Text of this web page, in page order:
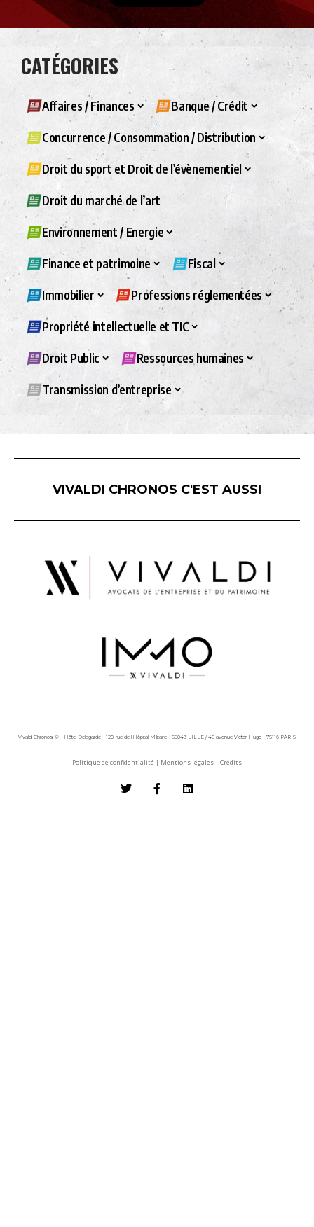
CATÉGORIES
Affaires / Finances Banque / Crédit
Concurrence / Consommation / Distribution
Droit du sport et Droit de l’évènementiel
Droit du marché de l’art
Environnement / Energie
Finance et patrimoine Fiscal
Immobilier Professions réglementées
Propriété intellectuelle et TIC
Droit Public Ressources humaines
Transmission d’entreprise
VIVALDI CHRONOS C'EST AUSSI
Vivaldi Chronos © - Hôtel Delagarde - 120, rue de l'Hôpital Militaire - 59043 LILLE / 45 avenue Victor Hugo - 75116 PARIS
Politique de confidentialité | Mentions légales | Crédits